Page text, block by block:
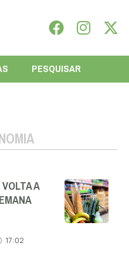
PESQUISAR
A
17:02